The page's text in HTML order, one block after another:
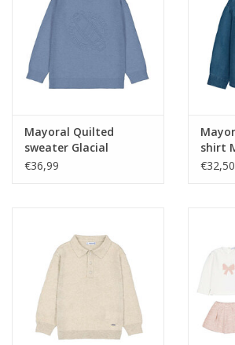
Mayoral Quilted
sweater Glacial
€36,99
shirt
€32,50